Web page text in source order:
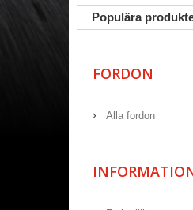
Populära
FORDON
Alla fordon